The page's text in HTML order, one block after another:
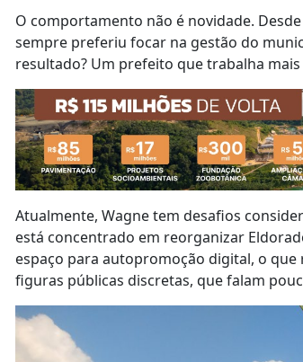
O comportamento não é novidade.
sempre preferiu focar na gestão do
resultado? Um prefeito que trabalha
Atualmente, Wagne tem desafios
está concentrado em reorganizar
espaço para autopromoção digital, o
figuras públicas discretas, que falam